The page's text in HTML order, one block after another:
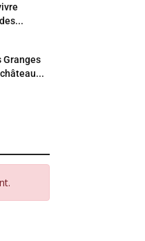
Granges